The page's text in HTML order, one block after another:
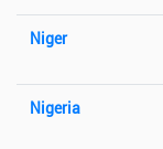
Niger
Nigeria